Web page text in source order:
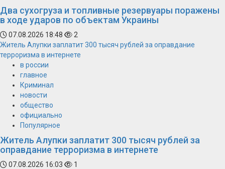
Два сухогруза и топливные резервуары поражены
в ходе ударов по объектам Украины
07.08.2026 18:48
2
Житель Алупки заплатит 300 тысяч рублей за оправдание
терроризма в интернете
в россии
главное
Криминал
новости
общество
официально
Популярное
Житель Алупки заплатит 300 тысяч рублей за
оправдание терроризма в интернете
07.08.2026 16:03
1